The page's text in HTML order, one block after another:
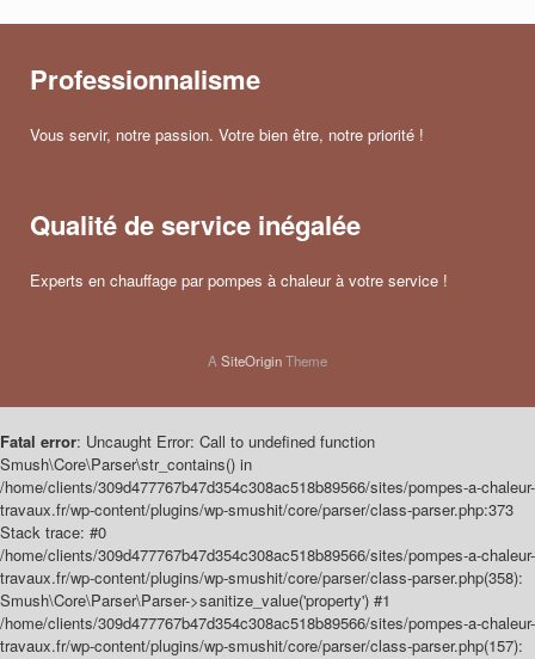
Professionnalisme
Vous servir, notre passion. Votre bien être, notre priorité !
Qualité de service inégalée
Experts en chauffage par pompes à chaleur à votre service !
ASiteOriginTheme
Fatal error: Uncaught Error: Call to undefined function
Smush\Core\Parser\str_contains() in
/home/clients/309d477767b47d354c308ac518b89566/sites/pompes-a-chaleur-
travaux.fr/wp-content/plugins/wp-smushit/core/parser/class-parser.php:373
Stack trace: #0
/home/clients/309d477767b47d354c308ac518b89566/sites/pompes-a-chaleur-
travaux.fr/wp-content/plugins/wp-smushit/core/parser/class-parser.php(358):
Smush\Core\Parser\Parser->sanitize_value('property') #1
/home/clients/309d477767b47d354c308ac518b89566/sites/pompes-a-chaleur-
travaux.fr/wp-content/plugins/wp-smushit/core/parser/class-parser.php(157):